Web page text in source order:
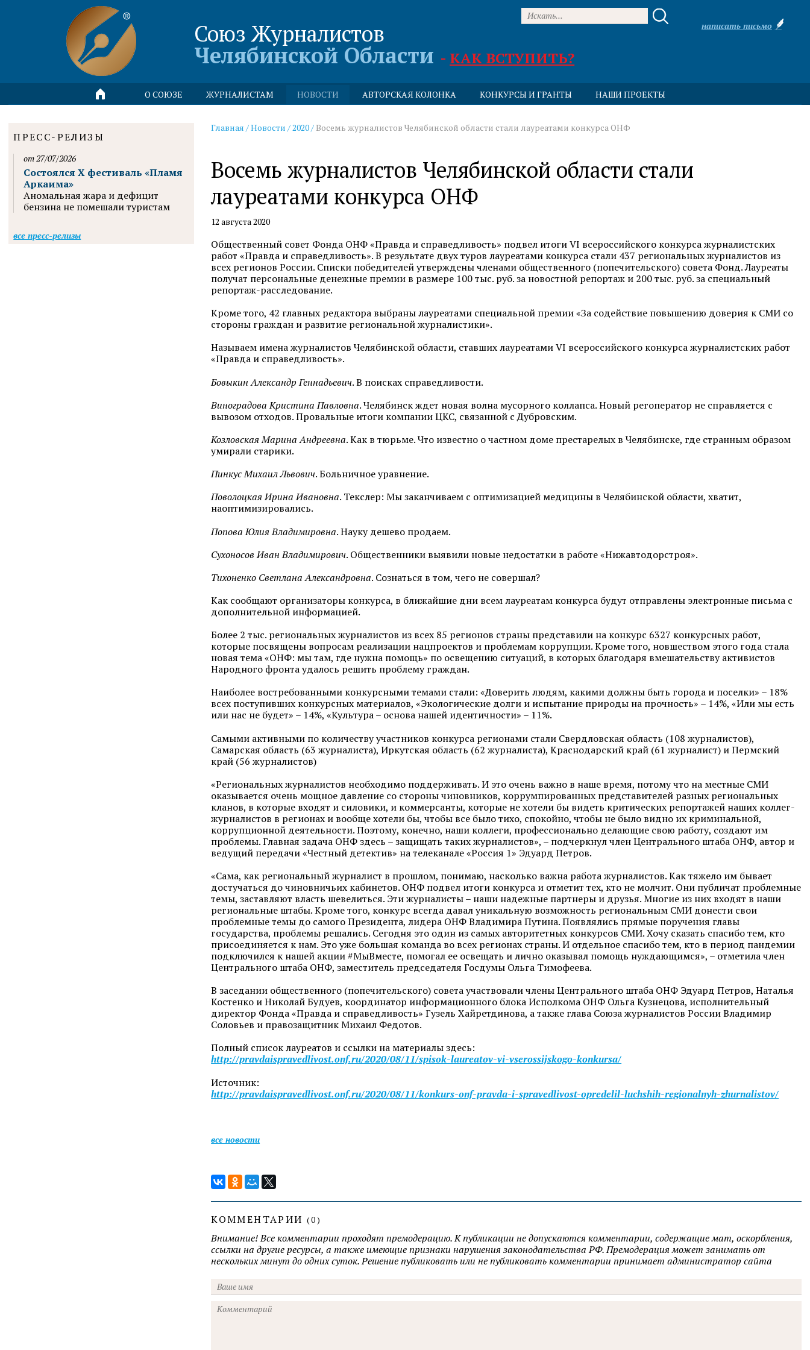
Союз Журналистов
Челябинской Области - КАК ВСТУПИТЬ?
написать письмо
О СОЮЗЕ ЖУРНАЛИСТАМ НОВОСТИ АВТОРСКАЯ КОЛОНКА КОНКУРСЫ И ГРАНТЫ НАШИ ПРОЕКТЫ
Главная /Новости /2020/ Восемь журналистов Челябинской области стали лауреатами конкурса ОНФ
Восемь журналистов Челябинской области стали
лауреатами конкурса ОНФ
12 августа 2020
Общественный совет Фонда ОНФ «Правда и справедливость» подвел итоги VI всероссийского конкурса журналистских
работ «Правда и справедливость». В результате двух туров лауреатами конкурса стали 437 региональных журналистов из
всех регионов России. Списки победителей утверждены членами общественного (попечительского) совета Фонд. Лауреаты
получат персональные денежные премии в размере 100 тыс. руб. за новостной репортаж и 200 тыс. руб. за специальный
репортаж-расследование.
Кроме того, 42 главных редактора выбраны лауреатами специальной премии «За содействие повышению доверия к СМИ со
стороны граждан и развитие региональной журналистики».
Называем имена журналистов Челябинской области, ставших лауреатами VI всероссийского конкурса журналистских работ
«Правда и справедливость».
Бовыкин Александр Геннадьевич. В поисках справедливости.
Виноградова Кристина Павловна. Челябинск ждет новая волна мусорного коллапса. Новый регоператор не справляется с
вывозом отходов. Провальные итоги компании ЦКС, связанной с Дубровским.
Козловская Марина Андреевна. Как в тюрьме. Что известно о частном доме престарелых в Челябинске, где странным образом
умирали старики.
Пинкус Михаил Львович. Больничное уравнение.
Поволоцкая Ирина Ивановна. Текслер: Мы заканчиваем с оптимизацией медицины в Челябинской области, хватит,
наоптимизировались.
Попова Юлия Владимировна. Науку дешево продаем.
Сухоносов Иван Владимирович. Общественники выявили новые недостатки в работе «Нижавтодорстроя».
Тихоненко Светлана Александровна. Сознаться в том, чего не совершал?
Как сообщают организаторы конкурса, в ближайшие дни всем лауреатам конкурса будут отправлены электронные письма с
дополнительной информацией.
Более 2 тыс. региональных журналистов из всех 85 регионов страны представили на конкурс 6327 конкурсных работ,
которые посвящены вопросам реализации нацпроектов и проблемам коррупции. Кроме того, новшеством этого года стала
новая тема «ОНФ: мы там, где нужна помощь» по освещению ситуаций, в которых благодаря вмешательству активистов
Народного фронта удалось решить проблему граждан.
Наиболее востребованными конкурсными темами стали: «Доверить людям, какими должны быть города и поселки» – 18%
всех поступивших конкурсных материалов, «Экологические долги и испытание природы на прочность» – 14%, «Или мы есть
или нас не будет» – 14%, «Культура – основа нашей идентичности» – 11%.
Самыми активными по количеству участников конкурса регионами стали Свердловская область (108 журналистов),
Самарская область (63 журналиста), Иркутская область (62 журналиста), Краснодарский край (61 журналист) и Пермский
край (56 журналистов)
«Региональных журналистов необходимо поддерживать. И это очень важно в наше время, потому что на местные СМИ
оказывается очень мощное давление со стороны чиновников, коррумпированных представителей разных региональных
кланов, в которые входят и силовики, и коммерсанты, которые не хотели бы видеть критических репортажей наших коллег-
журналистов в регионах и вообще хотели бы, чтобы все было тихо, спокойно, чтобы не было видно их криминальной,
коррупционной деятельности. Поэтому, конечно, наши коллеги, профессионально делающие свою работу, создают им
проблемы. Главная задача ОНФ здесь – защищать таких журналистов», – подчеркнул член Центрального штаба ОНФ, автор и
ведущий передачи «Честный детектив» на телеканале «Россия 1» Эдуард Петров.
«Сама, как региональный журналист в прошлом, понимаю, насколько важна работа журналистов. Как тяжело им бывает
достучаться до чиновничьих кабинетов. ОНФ подвел итоги конкурса и отметит тех, кто не молчит. Они публичат проблемные
темы, заставляют власть шевелиться. Эти журналисты – наши надежные партнеры и друзья. Многие из них входят в наши
региональные штабы. Кроме того, конкурс всегда давал уникальную возможность региональным СМИ донести свои
проблемные темы до самого Президента, лидера ОНФ Владимира Путина. Появлялись прямые поручения главы
государства, проблемы решались. Сегодня это один из самых авторитетных конкурсов СМИ. Хочу сказать спасибо тем, кто
присоединяется к нам. Это уже большая команда во всех регионах страны. И отдельное спасибо тем, кто в период пандемии
подключился к нашей акции #МыВместе, помогал ее освещать и лично оказывал помощь нуждающимся», – отметила член
Центрального штаба ОНФ, заместитель председателя Госдумы Ольга Тимофеева.
В заседании общественного (попечительского) совета участвовали члены Центрального штаба ОНФ Эдуард Петров, Наталья
Костенко и Николай Будуев, координатор информационного блока Исполкома ОНФ Ольга Кузнецова, исполнительный
директор Фонда «Правда и справедливость» Гузель Хайретдинова, а также глава Союза журналистов России Владимир
Соловьев и правозащитник Михаил Федотов.
Полный список лауреатов и ссылки на материалы здесь:
http://pravdaispravedlivost.onf.ru/2020/08/11/spisok-laureatov-vi-vserossijskogo-konkursa/
Источник:
http://pravdaispravedlivost.onf.ru/2020/08/11/konkurs-onf-pravda-i-spravedlivost-opredelil-luchshih-regionalnyh-zhurnalistov/
все новости
КОММЕНТАРИИ (0)
Внимание! Все комментарии проходят премодерацию. К публикации не допускаются комментарии, содержащие мат, оскорбления,
ссылки на другие ресурсы, а также имеющие признаки нарушения законодательства РФ. Премодерация может занимать от
нескольких минут до одних суток. Решение публиковать или не публиковать комментарии принимает администратор сайта
ПРЕСС-РЕЛИЗЫ
от 27/07/2026
Состоялся X фестиваль «Пламя
Аркаима»
Аномальная жара и дефицит
бензина не помешали туристам
все пресс-релизы